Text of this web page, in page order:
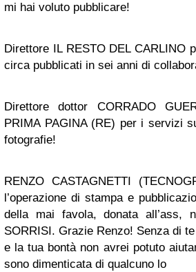
mi hai voluto pubblicare!
Direttore IL RESTO DEL CARLINO
circa pubblicati in sei anni di
Direttoredottor CORRADO
PRIMA PAGINA (RE) per i servizi
fotografie!
RENZO CASTAGNETTI
l’operazione di stampa e
della mai favola, donata all’ass,
SORRISI. Grazie Renzo! Senza di
e la tua bontà non avrei potuto
sono dimenticata di qualcuno lo